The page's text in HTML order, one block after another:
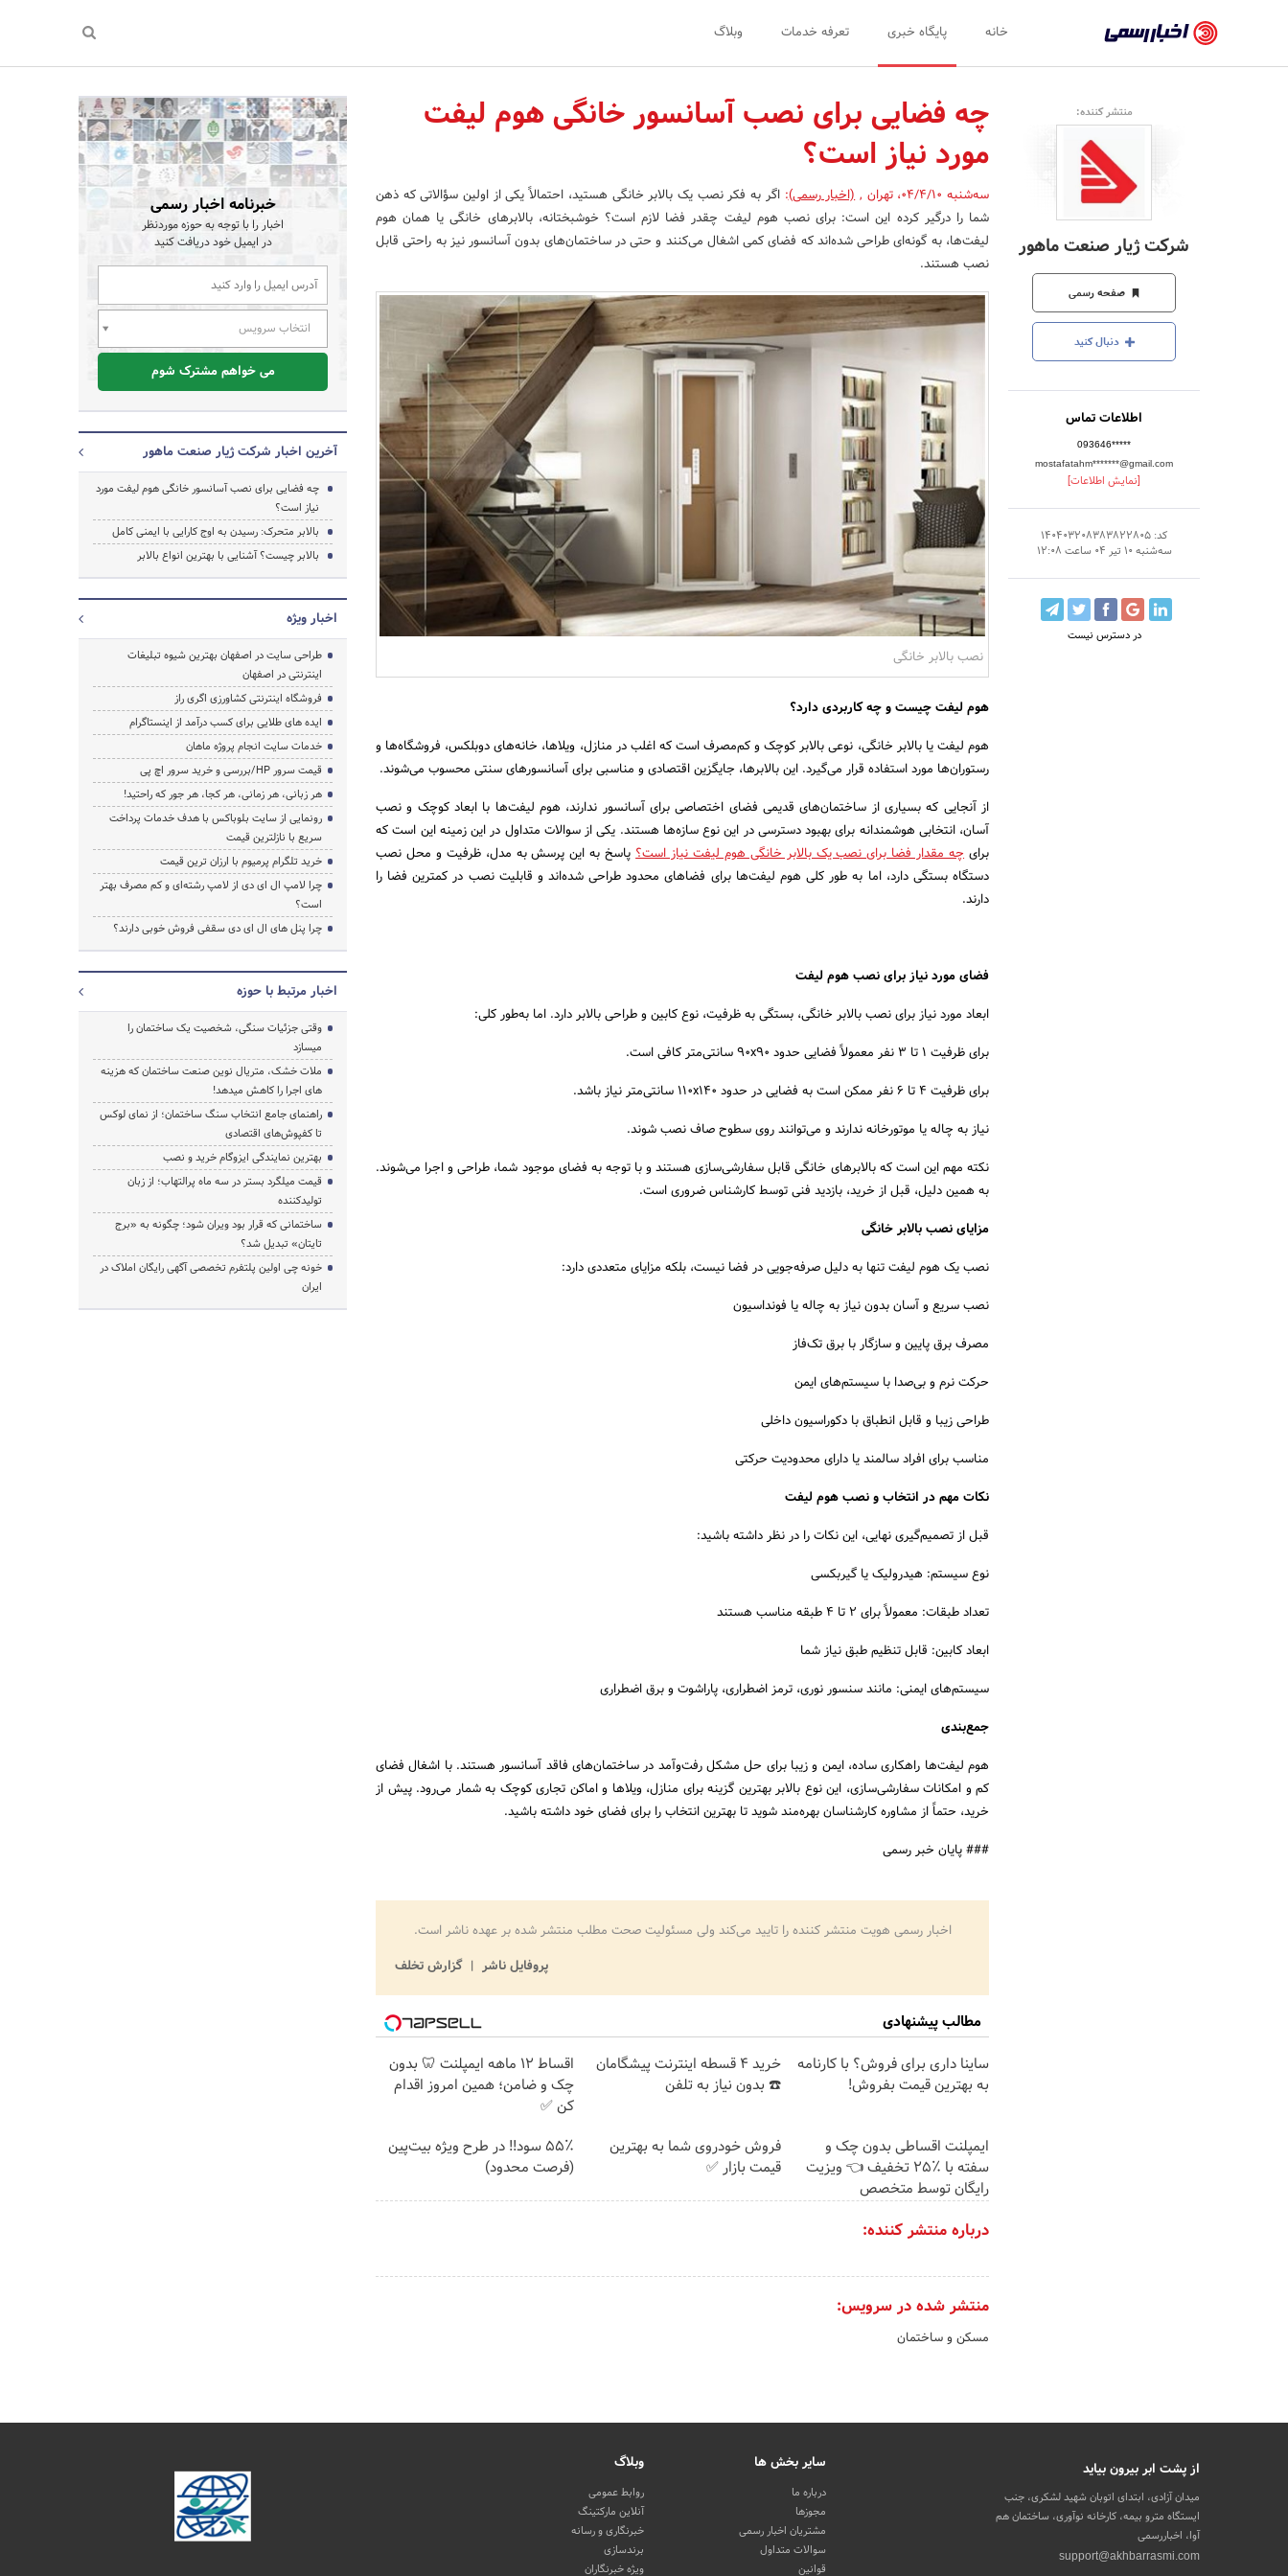
رسمی
-
اخبار
تایید
شده
شرکت‌ها،
سازمان‌ها
و
روابط
عمومی‌ها
خانه پایگاه خبری تعرفه خدمات وبلاگ
جستجو
منتشر کننده:
شرکت ژیار صنعت ماهور
صفحه رسمی
دنبال کنید
اطلاعات تماس
093646*****
mostafatahm*******@gmail.com
[نمایش اطلاعات]
کد: 140403208383822805
سه‌شنبه 10 تیر 04 ساعت 12:08
در دسترس نیست
چه فضایی برای نصب آسانسور خانگی هوم لیفت
مورد نیاز است؟
سه‌شنبه 04/4/10 ،تهران ,(اخبار رسمی):اگر به فکر نصب یک بالابر خانگی هستید، احتمالاً یکی از اولین سؤالاتی که ذهن
شما را درگیر کرده این است: برای نصب هوم لیفت چقدر فضا لازم است؟ خوشبختانه، بالابرهای خانگی یا همان هوم
لیفت‌ها، به گونه‌ای طراحی شده‌اند که فضای کمی اشغال می‌کنند و حتی در ساختمان‌های بدون آسانسور نیز به راحتی قابل
نصب هستند.
نصب بالابر خانگی
هوم لیفت چیست و چه کاربردی دارد؟
هوم لیفت یا بالابر خانگی، نوعی بالابر کوچک و کم‌مصرف است که اغلب در منازل، ویلاها، خانه‌های دوبلکس، فروشگاه‌ها و
رستوران‌ها مورد استفاده قرار می‌گیرد. این بالابرها، جایگزین اقتصادی و مناسبی برای آسانسورهای سنتی محسوب می‌شوند.
از آنجایی که بسیاری از ساختمان‌های قدیمی فضای اختصاصی برای آسانسور ندارند، هوم لیفت‌ها با ابعاد کوچک و نصب
آسان، انتخابی هوشمندانه برای بهبود دسترسی در این نوع سازه‌ها هستند. یکی از سوالات متداول در این زمینه این است که
برای چه مقدار فضا برای نصب یک بالابر خانگی هوم لیفت نیاز است؟پاسخ به این پرسش به مدل، ظرفیت و محل نصب
دستگاه بستگی دارد، اما به طور کلی هوم لیفت‌ها برای فضاهای محدود طراحی شده‌اند و قابلیت نصب در کمترین فضا را
دارند.
فضای مورد نیاز برای نصب هوم لیفت
ابعاد مورد نیاز برای نصب بالابر خانگی، بستگی به ظرفیت، نوع کابین و طراحی بالابر دارد. اما به‌طور کلی:
برای ظرفیت 1 تا 3 نفر معمولاً فضایی حدود 90x90 سانتی‌متر کافی است.
برای ظرفیت 4 تا 6 نفر ممکن است به فضایی در حدود 110x140 سانتی‌متر نیاز باشد.
نیاز به چاله یا موتورخانه ندارند و می‌توانند روی سطوح صاف نصب شوند.
نکته مهم این است که بالابرهای خانگی قابل سفارشی‌سازی هستند و با توجه به فضای موجود شما، طراحی و اجرا می‌شوند.
به همین دلیل، قبل از خرید، بازدید فنی توسط کارشناس ضروری است.
مزایای نصب بالابر خانگی
نصب یک هوم لیفت تنها به دلیل صرفه‌جویی در فضا نیست، بلکه مزایای متعددی دارد:
نصب سریع و آسان بدون نیاز به چاله یا فونداسیون
مصرف برق پایین و سازگار با برق تک‌فاز
حرکت نرم و بی‌صدا با سیستم‌های ایمن
طراحی زیبا و قابل انطباق با دکوراسیون داخلی
مناسب برای افراد سالمند یا دارای محدودیت حرکتی
نکات مهم در انتخاب و نصب هوم لیفت
قبل از تصمیم‌گیری نهایی، این نکات را در نظر داشته باشید:
نوع سیستم: هیدرولیک یا گیربکسی
تعداد طبقات: معمولاً برای 2 تا 4 طبقه مناسب هستند
ابعاد کابین: قابل تنظیم طبق نیاز شما
سیستم‌های ایمنی: مانند سنسور نوری، ترمز اضطراری، پاراشوت و برق اضطراری
جمع‌بندی
هوم لیفت‌ها راهکاری ساده، ایمن و زیبا برای حل مشکل رفت‌وآمد در ساختمان‌های فاقد آسانسور هستند. با اشغال فضای
کم و امکانات سفارشی‌سازی، این نوع بالابر بهترین گزینه برای منازل، ویلاها و اماکن تجاری کوچک به شمار می‌رود. پیش از
خرید، حتماً از مشاوره کارشناسان بهره‌مند شوید تا بهترین انتخاب را برای فضای خود داشته باشید.
### پایان خبر رسمی
اخبار رسمی هویت منتشر کننده را تایید می‌کند ولی مسئولیت صحت مطلب منتشر شده بر عهده ناشر است.
پروفایل ناشر
گزارش تخلف
مطالب پیشنهادی
ساینا داری برای فروش؟ با کارنامه
به بهترین قیمت بفروش!
خرید 4 قسطه اینترنت پیشگامان
☎️ بدون نیاز به تلفن
اقساط ۱۲ ماهه ایمپلنت 🦷 بدون
چک و ضامن؛ همین امروز اقدام
کن ✅
ایمپلنت اقساطی بدون چک و
سفته با ٪۲۵ تخفیف 👈 ویزیت
رایگان توسط متخصص
فروش خودروی شما به بهترین
قیمت بازار ✅
۵۵٪ سود!! در طرح ویژه بیت‌پین
(فرصت محدود)
درباره منتشر کننده:
منتشر شده در سرویس:
مسکن و ساختمان
خبرنامه اخبار رسمی
اخبار را با توجه به حوزه موردنظر
در ایمیل خود دریافت کنید
انتخاب سرویس
می خواهم مشترک شوم
آخرین اخبار شرکت ژیار صنعت ماهور
چه فضایی برای نصب آسانسور خانگی هوم لیفت مورد
نیاز است؟
بالابر متحرک: رسیدن به اوج کارایی با ایمنی کامل
بالابر چیست؟ آشنایی با بهترین انواع بالابر
اخبار ویژه
طراحی سایت در اصفهان بهترین شیوه تبلیغات
اینترنتی در اصفهان
فروشگاه اینترنتی کشاورزی اگری راز
ایده های طلایی برای کسب درآمد از اینستاگرام
خدمات سایت انجام پروژه ماهان
قیمت سرور HP/بررسی و خرید سرور اچ پی
هر زبانی، هر زمانی، هر کجا، هر جور که راحتید!
رونمایی از سایت بلوباکس با هدف خدمات پرداخت
سریع با نازلترین قیمت
خرید تلگرام پرمیوم با ارزان ترین قیمت
چرا لامپ ال ای دی از لامپ رشته‌ای و کم مصرف بهتر
است؟
چرا پنل های ال ای دی سقفی فروش خوبی دارند؟
اخبار مرتبط با حوزه
وقتی جزئیات سنگی، شخصیت یک ساختمان را
میسازد
ملات خشک، متریال نوین صنعت ساختمان که هزینه‌
های اجرا را کاهش میدهد!
راهنمای جامع انتخاب سنگ ساختمان؛ از نمای لوکس
تا کفپوش‌های اقتصادی
بهترین نمایندگی ایزوگام خرید و نصب
قیمت میلگرد بستر در سه ماه پرالتهاب؛ از زبان
تولیدکننده
ساختمانی که قرار بود ویران شود؛ چگونه به «برج
تایتان» تبدیل شد؟
خونه چی اولین پلتفرم تخصصی آگهی رایگان املاک در
ایران
از پشت ابر بیرون بیاید
میدان آزادی، ابتدای اتوبان شهید لشکری، جنب
ایستگاه مترو بیمه، کارخانه نوآوری، ساختمان هم
آوا، اخباررسمی
support@akhbarrasmi.com
سایر بخش ها
درباره ما
مجوزها
مشتریان اخبار رسمی
سوالات متداول
قوانین
وبلاگ
روابط عمومی
آنلاین مارکتینگ
خبرنگاری و رسانه
برندسازی
ویژه خبرنگاران